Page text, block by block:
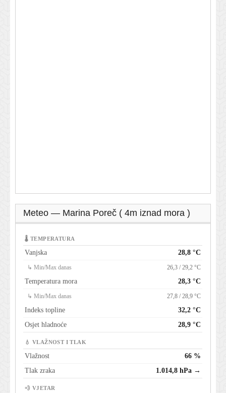
Meteo — Marina Poreč ( 4m iznad mora )
🌡 TEMPERATURA
Vanjska 28,8 °C
↳ Min/Max danas 26,3 / 29,2 °C
Temperatura mora 28,3 °C
↳ Min/Max danas 27,8 / 28,9 °C
Indeks topline
32,2 °C
Osjet hladnoće
28,9 °C
💧 VLAŽNOST I TLAK
Vlažnost
66 %
Tlak zraka
1.014,8 hPa →
💨 VJETAR